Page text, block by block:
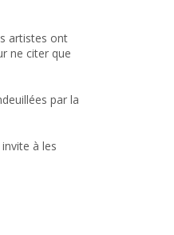
artistes ont
ne citer que
par la
à les